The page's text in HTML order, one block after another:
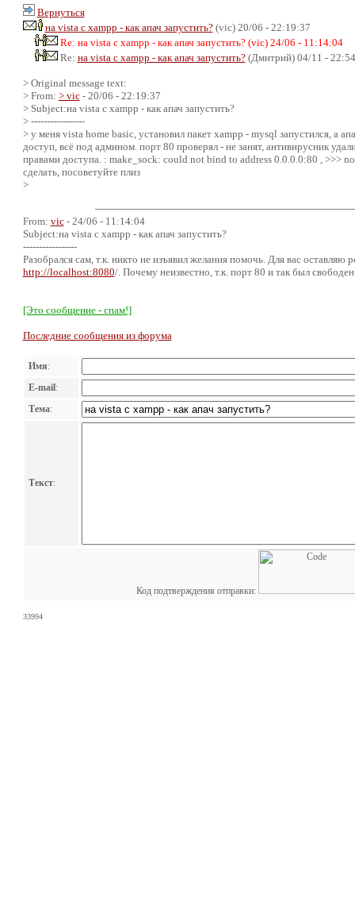
Вернуться
на vista c xampp - как апач запустить?(vic) 20/06 - 22:19:37
Re: на vista c xampp - как апач запустить? (vic) 24/06 - 11:14:04
Re: на vista c xampp - как апач запустить?(Дмитрий) 04/11 -
> Original message text:
> From: > vic- 20/06 - 22:19:37
> Subject:на vista c xampp - как апач запустить?
> -----------------
> у меня vista home basic, установил пакет xampp - mysql запустился, а
доступ, всё под админом. порт 80 проверял - не занят, антивирусник
правами доступа. : make_sock: could not bind to address 0.0.0.0:80 ,
сделать, посоветуйте плиз
>
From: vic- 24/06 - 11:14:04
Subject:на vista c xampp - как апач запустить?
-----------------
Разобрался сам, т.к. никто не изъявил желания помочь. Для вас
http://localhost:8080/. Почему неизвестно, т.к. порт 80 и так был
[Это сообщение - спам!]
Последние сообщения из форума
Имя:
E-mail:
Тема:
Текст:
Код подтверждения отправки:
33994